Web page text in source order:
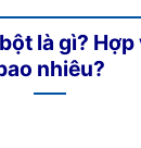
là gì? Hợp
nhiêu?